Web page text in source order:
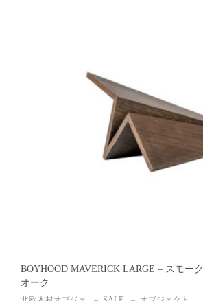
BOYHOOD MAVERICK LARGE – スモーク
オーク